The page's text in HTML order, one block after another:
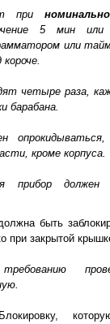
при
5 мин или
или
четыре раза,
барабана.
кроме корпуса.
прибор
быть
при закрытой
требованию